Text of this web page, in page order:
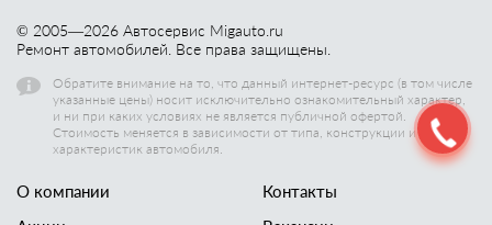
© 2005—2026 Автосервис Migauto.ru
Ремонт автомобилей. Все права защищены.
Обратите внимание на то, что данный интернет-ресурс (в том числе
указанные цены) носит исключительно ознакомительный характер,
и ни при каких условиях не является публичной офертой.
Стоимость меняется в зависимости от типа, конструкции и других
характеристик автомобиля.
О компании
Контакты